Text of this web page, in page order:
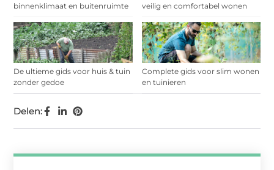
binnenklimaat en buitenruimte
veilig en comfortabel wonen
De ultieme gids voor huis & tuin
zonder gedoe
Complete gids voor slim wonen
en tuinieren
Delen: